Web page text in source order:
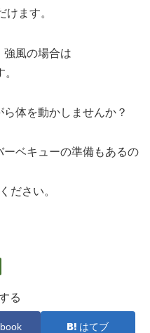
ます。
強風の場合は
体を動かしませんか？
ベキューの準備もあるの
ださい。
る
はてブ